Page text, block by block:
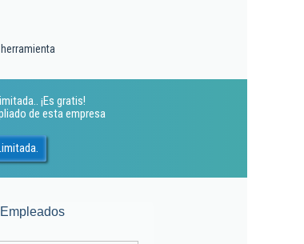
¡Es gratis!
de esta empresa